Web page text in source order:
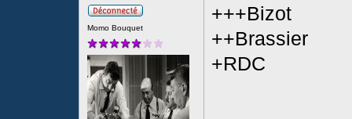
Momo Bouquet
+++Bizot
++Brassier
+RDC